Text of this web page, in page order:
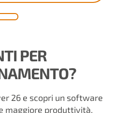
PER
26 e scopri un software
maggiore produttività,